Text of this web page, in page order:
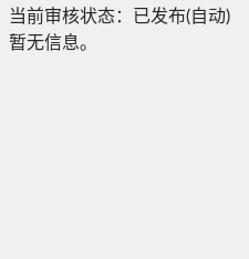
当前审核状态：
已发布(自动)
暂无信息。